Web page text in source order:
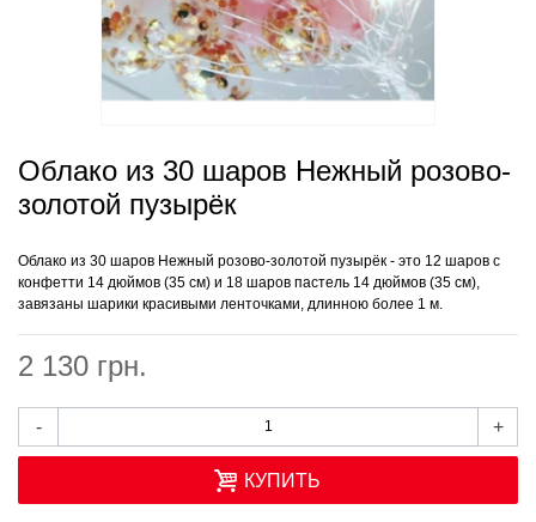
Облако из 30 шаров Нежный розово-
золотой пузырёк
Облако из 30 шаров Нежный розово-золотой пузырёк - это 12 шаров с
конфетти 14 дюймов (35 см) и 18 шаров пастель 14 дюймов (35 см),
завязаны шарики красивыми ленточками, длинною более 1 м.
2 130 грн.
- +
КУПИТЬ